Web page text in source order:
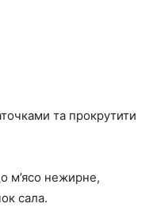
та прокрутити
м’ясо нежирне,
сала.